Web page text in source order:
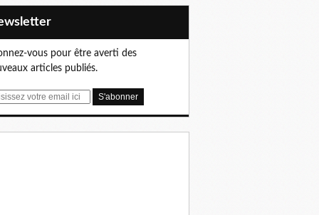
vous pour être averti des
articles publiés.